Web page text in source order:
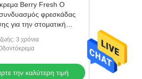
Berry Fresh Ο
συνδυασμός φρεσκάδας
για την στοματική
3 χρόνια
την καλύτερη τιμή